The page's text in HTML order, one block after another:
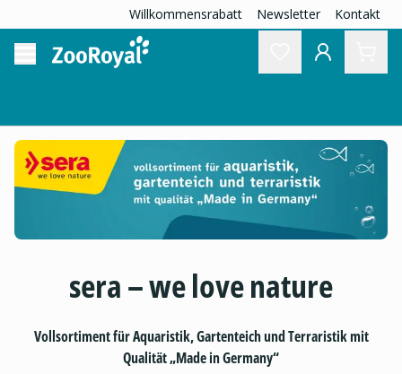
Willkommensrabatt Newsletter Kontakt
sera – we love nature
Vollsortiment für Aquaristik, Gartenteich und Terraristik mit
Qualität „Made in Germany“